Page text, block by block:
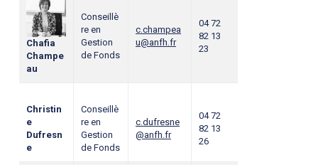
Chafia
Champe
au
Conseillè
re en
Gestion
de Fonds
c.champea
u@anfh.fr
04 72
82 13
23
Christin
e
Dufresn
e
Conseillè
re en
Gestion
de Fonds
c.dufresne
@anfh.fr
04 72
82 13
26